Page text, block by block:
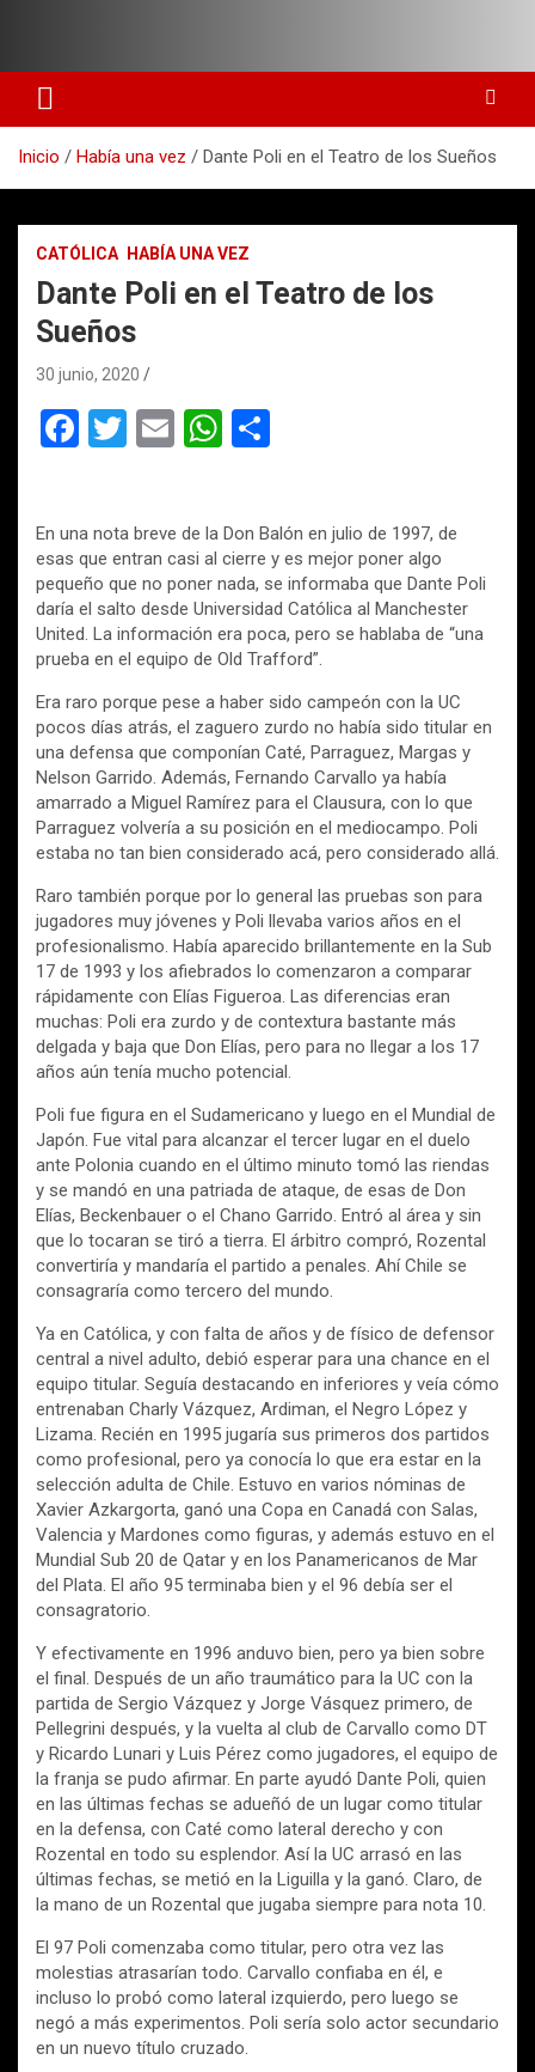
Inicio Había una vez Dante Poli en el Teatro de los Sueños
CATÓLICA HABÍA UNA VEZ
Dante Poli en el Teatro de los
Sueños
30 junio, 2020
F
b
o
o
k
T
er
E
W
s
A
p
p
p
ar
tir
En una nota breve de la Don Balón en julio de 1997, de
esas que entran casi al cierre y es mejor poner algo
pequeño que no poner nada, se informaba que Dante Poli
daría el salto desde Universidad Católica al Manchester
United. La información era poca, pero se hablaba de “una
prueba en el equipo de Old Trafford”.
Era raro porque pese a haber sido campeón con la UC
pocos días atrás, el zaguero zurdo no había sido titular en
una defensa que componían Caté, Parraguez, Margas y
Nelson Garrido. Además, Fernando Carvallo ya había
amarrado a Miguel Ramírez para el Clausura, con lo que
Parraguez volvería a su posición en el mediocampo. Poli
estaba no tan bien considerado acá, pero considerado allá.
Raro también porque por lo general las pruebas son para
jugadores muy jóvenes y Poli llevaba varios años en el
profesionalismo. Había aparecido brillantemente en la Sub
17 de 1993 y los afiebrados lo comenzaron a comparar
rápidamente con Elías Figueroa. Las diferencias eran
muchas: Poli era zurdo y de contextura bastante más
delgada y baja que Don Elías, pero para no llegar a los 17
años aún tenía mucho potencial.
Poli fue figura en el Sudamericano y luego en el Mundial de
Japón. Fue vital para alcanzar el tercer lugar en el duelo
ante Polonia cuando en el último minuto tomó las riendas
y se mandó en una patriada de ataque, de esas de Don
Elías, Beckenbauer o el Chano Garrido. Entró al área y sin
que lo tocaran se tiró a tierra. El árbitro compró, Rozental
convertiría y mandaría el partido a penales. Ahí Chile se
consagraría como tercero del mundo.
Ya en Católica, y con falta de años y de físico de defensor
central a nivel adulto, debió esperar para una chance en el
equipo titular. Seguía destacando en inferiores y veía cómo
entrenaban Charly Vázquez, Ardiman, el Negro López y
Lizama. Recién en 1995 jugaría sus primeros dos partidos
como profesional, pero ya conocía lo que era estar en la
selección adulta de Chile. Estuvo en varios nóminas de
Xavier Azkargorta, ganó una Copa en Canadá con Salas,
Valencia y Mardones como figuras, y además estuvo en el
Mundial Sub 20 de Qatar y en los Panamericanos de Mar
del Plata. El año 95 terminaba bien y el 96 debía ser el
consagratorio.
Y efectivamente en 1996 anduvo bien, pero ya bien sobre
el final. Después de un año traumático para la UC con la
partida de Sergio Vázquez y Jorge Vásquez primero, de
Pellegrini después, y la vuelta al club de Carvallo como DT
y Ricardo Lunari y Luis Pérez como jugadores, el equipo de
la franja se pudo afirmar. En parte ayudó Dante Poli, quien
en las últimas fechas se adueñó de un lugar como titular
en la defensa, con Caté como lateral derecho y con
Rozental en todo su esplendor. Así la UC arrasó en las
últimas fechas, se metió en la Liguilla y la ganó. Claro, de
la mano de un Rozental que jugaba siempre para nota 10.
El 97 Poli comenzaba como titular, pero otra vez las
molestias atrasarían todo. Carvallo confiaba en él, e
incluso lo probó como lateral izquierdo, pero luego se
negó a más experimentos. Poli sería solo actor secundario
en un nuevo título cruzado.